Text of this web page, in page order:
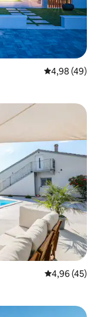
4,98 av 5 i
4,98 (49)
4,96 av 5 i
4,96 (45)